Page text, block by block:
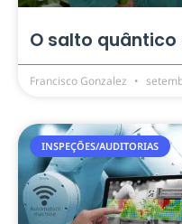
O salto quântico
Francisco Gonzalez
INSPEÇÕES/AUDITORIAS